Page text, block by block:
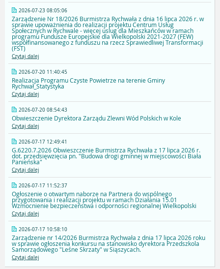
2026-07-23 08:05:06
Zarządzenie Nr 18/2026 Burmistrza Rychwała z dnia 16 lipca 2026 r. w
sprawie upoważnienia do realizacji projektu Centrum Usług
Społecznych w Rychwale - więcej uslug dla Mieszkańców w ramach
programu Fundusze Europejskie dla Wielkopolski 2021-2027 (FEW)
współfinansowanego z funduszu na rzecz Sprawiedliwej Transformacji
(FST)
Czytaj dalej
2026-07-20 11:40:45
Realizacja Programu Czyste Powietrze na terenie Gminy
Rychwał_Statystyka
Czytaj dalej
2026-07-20 08:54:43
Obwieszczenie Dyrektora Zarządu Zlewni Wód Polskich w Kole
Czytaj dalej
2026-07-17 12:49:41
G.6220.7.2026 Obwieszczenie Burmistrza Rychwała z 17 lipca 2026 r.
dot. przedsięwzięcia pn. "Budowa drogi gminnej w miejscowości Biała
Panieńska"
Czytaj dalej
2026-07-17 11:52:37
Ogłoszenie o otwartym naborze na Partnera do wspólnego
przygotowania i realizacji projektu w ramach Działania 15.01
Wzmocnienie bezpieczeństwa i odporności regionalnej Wielkopolski
Czytaj dalej
2026-07-17 10:58:10
Zarządzenie nr 14/2026 Burmistrza Rychwała z dnia 17 lipca 2026 roku
w sprawie ogłoszenia konkursu na stanowisko dyrektora Przedszkola
Samorządowego "Leśne Skrzaty" w Siąszycach.
Czytaj dalej